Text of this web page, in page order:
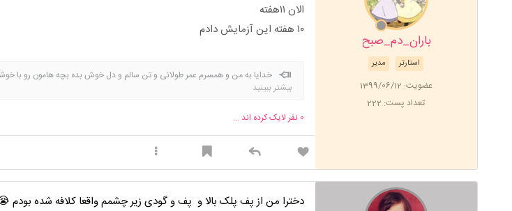
باران_دم_صبح
مدیر استارتر
عضویت: 1399/06/12
تعداد پست: 222
الان ۱۱هفته
۱۰ هفته این آزمایش دادم
خدایا به من و همسرم عمر طولانی و تن سالم و دل خوش بده بچه هامون رو با
ببینیم انشااله.خدایا ۳تا بچه هام رو عاقبت بخیر و خوشبخت کن الهی آمین
بیشتر ببینید
0 نفر لایک کرده اند ...
دخترا من از پف پلک بالا و پف و گودی زیر چشمم واقعا کلافه شده بودم